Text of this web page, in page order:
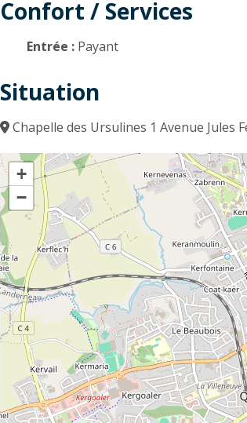
Confort / Services
Entrée : Payant
Situation
Chapelle des Ursulines 1 Avenue Jules
+
−